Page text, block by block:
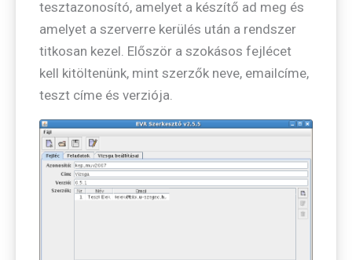
tesztazonosító, amelyet a készítő ad meg és
amelyet a szerverre kerülés után a rendszer
titkosan kezel. Először a szokásos fejlécet
kell kitöltenünk, mint szerzők neve, emailcíme,
teszt címe és verziója.